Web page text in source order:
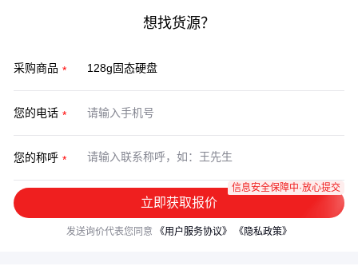
想找货源？
采购商品
您的电话
您的称呼
立即获取报价
信息安全保障中·放心提交
发送询价代表您同意 《用户服务协议》 《隐私政策》